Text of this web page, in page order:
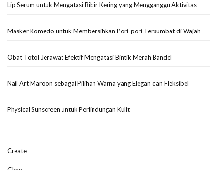
Lip Serum untuk Mengatasi Bibir Kering yang Mengganggu Aktivitas
Masker Komedo untuk Membersihkan Pori-pori Tersumbat di Wajah
Obat Totol Jerawat Efektif Mengatasi Bintik Merah Bandel
Nail Art Maroon sebagai Pilihan Warna yang Elegan dan Fleksibel
Physical Sunscreen untuk Perlindungan Kulit
Create